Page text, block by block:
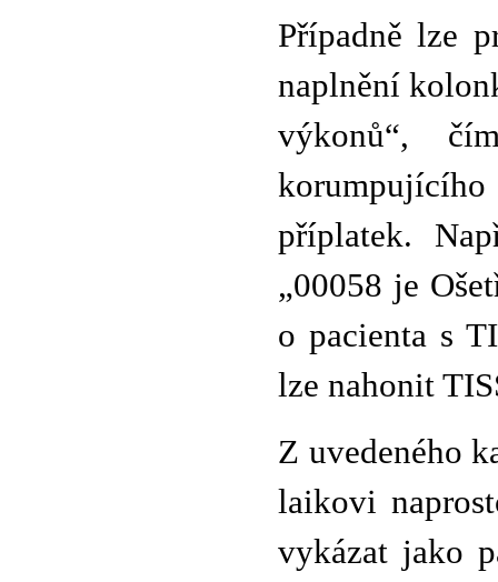
Případně lze
naplnění
výkonů“,
korumpujícího
příplatek.
„00058 je
o pacienta s
lze nahonit
Z uvedeného
laikovi
vykázat jako